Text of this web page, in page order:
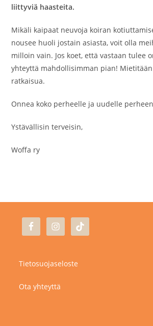
liittyviä haasteita.
Mikäli kaipaat neuvoja koiran
nousee huoli jostain asiasta, voit olla
milloin vain. Jos koet, että vastaan tulee
yhteyttä mahdollisimman pian! Mietitään
ratkaisua.
Onnea koko perheelle ja uudelle
Ystävällisin terveisin,
Woffa ry
Tietosuojaseloste
Ota yhteyttä